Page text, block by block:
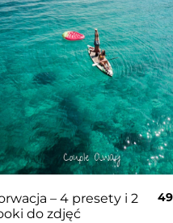
– 4 presety i 2
do zdjęć